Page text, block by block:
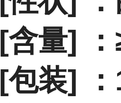
[含量]
[包装] ：